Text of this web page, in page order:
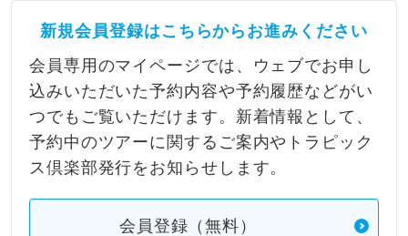
新規会員登録はこちらからお進みください
会員専用のマイページでは、ウェブでお申し
込みいただいた予約内容や予約履歴などがい
つでもご覧いただけます。新着情報として、
予約中のツアーに関するご案内やトラピック
ス倶楽部発行をお知らせします。
会員登録（無料）